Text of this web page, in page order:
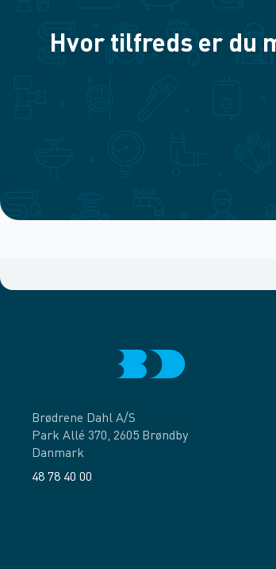
Hvor tilfreds er du
Brødrene Dahl A/S
Park Allé 370, 2605 Brøndby
Danmark
48 78 40 00